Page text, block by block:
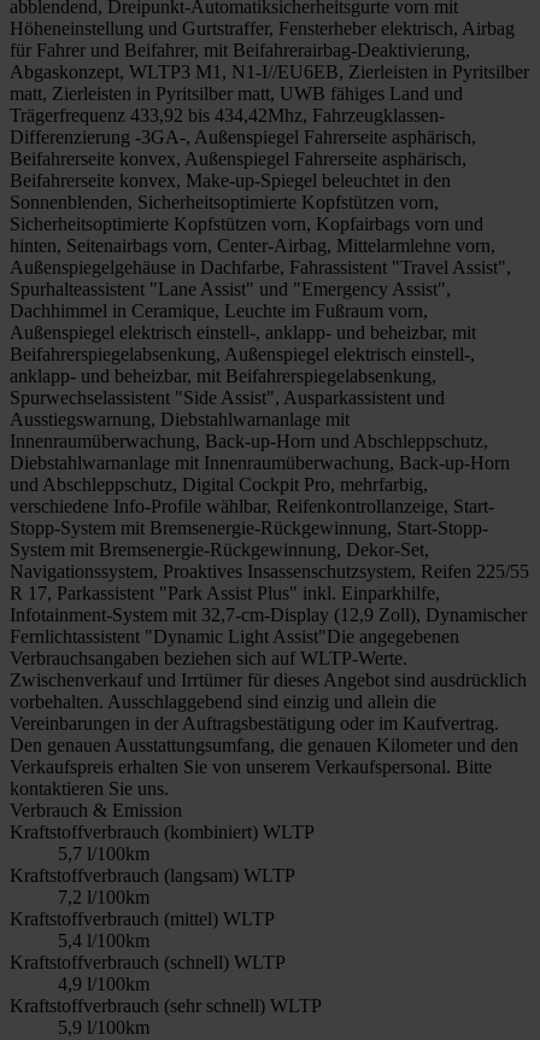
abblendend, Dreipunkt-Automatiksicherheitsgurte vorn mit
Höheneinstellung und Gurtstraffer, Fensterheber elektrisch, Airbag
für Fahrer und Beifahrer, mit Beifahrerairbag-Deaktivierung,
Abgaskonzept, WLTP3 M1, N1-I//EU6EB, Zierleisten in Pyritsilber
matt, Zierleisten in Pyritsilber matt, UWB fähiges Land und
Trägerfrequenz 433,92 bis 434,42Mhz, Fahrzeugklassen-
Differenzierung -3GA-, Außenspiegel Fahrerseite asphärisch,
Beifahrerseite konvex, Außenspiegel Fahrerseite asphärisch,
Beifahrerseite konvex, Make-up-Spiegel beleuchtet in den
Sonnenblenden, Sicherheitsoptimierte Kopfstützen vorn,
Sicherheitsoptimierte Kopfstützen vorn, Kopfairbags vorn und
hinten, Seitenairbags vorn, Center-Airbag, Mittelarmlehne vorn,
Außenspiegelgehäuse in Dachfarbe, Fahrassistent "Travel Assist",
Spurhalteassistent "Lane Assist" und "Emergency Assist",
Dachhimmel in Ceramique, Leuchte im Fußraum vorn,
Außenspiegel elektrisch einstell-, anklapp- und beheizbar, mit
Beifahrerspiegelabsenkung, Außenspiegel elektrisch einstell-,
anklapp- und beheizbar, mit Beifahrerspiegelabsenkung,
Spurwechselassistent "Side Assist", Ausparkassistent und
Ausstiegswarnung, Diebstahlwarnanlage mit
Innenraumüberwachung, Back-up-Horn und Abschleppschutz,
Diebstahlwarnanlage mit Innenraumüberwachung, Back-up-Horn
und Abschleppschutz, Digital Cockpit Pro, mehrfarbig,
verschiedene Info-Profile wählbar, Reifenkontrollanzeige, Start-
Stopp-System mit Bremsenergie-Rückgewinnung, Start-Stopp-
System mit Bremsenergie-Rückgewinnung, Dekor-Set,
Navigationssystem, Proaktives Insassenschutzsystem, Reifen 225/55
R 17, Parkassistent "Park Assist Plus" inkl. Einparkhilfe,
Infotainment-System mit 32,7-cm-Display (12,9 Zoll), Dynamischer
Fernlichtassistent "Dynamic Light Assist"Die angegebenen
Verbrauchsangaben beziehen sich auf WLTP-Werte.
Zwischenverkauf und Irrtümer für dieses Angebot sind ausdrücklich
vorbehalten. Ausschlaggebend sind einzig und allein die
Vereinbarungen in der Auftragsbestätigung oder im Kaufvertrag.
Den genauen Ausstattungsumfang, die genauen Kilometer und den
Verkaufspreis erhalten Sie von unserem Verkaufspersonal. Bitte
kontaktieren Sie uns.
Verbrauch & Emission
Kraftstoffverbrauch (kombiniert) WLTP
5,7 l/100km
Kraftstoffverbrauch (langsam) WLTP
7,2 l/100km
Kraftstoffverbrauch (mittel) WLTP
5,4 l/100km
Kraftstoffverbrauch (schnell) WLTP
4,9 l/100km
Kraftstoffverbrauch (sehr schnell) WLTP
5,9 l/100km